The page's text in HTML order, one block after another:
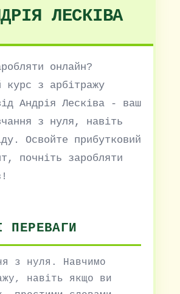
ЛЕСКІВА
онлайн?
курс з арбітражу
Андрія Лесківа - ваш
з нуля, навіть
Освойте прибутковий
почніть заробляти
ПЕРЕВАГИ
з нуля. Навчимо
навіть якщо ви